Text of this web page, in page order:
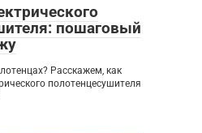
пошаговый
Расскажем, как
полотенцесушителя